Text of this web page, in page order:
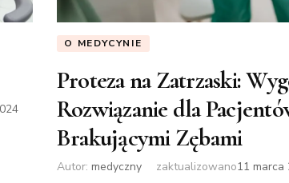
O MEDYCYNIE
Proteza na Zatrzaski:
Rozwiązanie dla
Brakującymi Zębami
Autor: medyczny zaktualizowano11 marca